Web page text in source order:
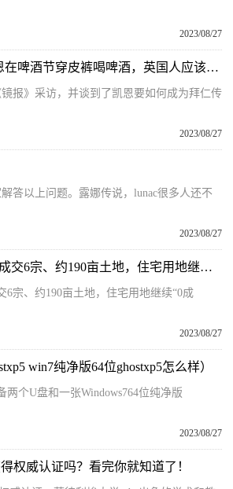
2023/08/27
克林斯曼：想看凯恩在啤酒节穿皮裤喝啤酒，英国人应该能喝的
报》采访，并谈到了凯恩要如何成为拜仁传
2023/08/27
答以上问题。露娜传说，lunac很多人还不
2023/08/27
今年前8月琼海挂牌成交6宗、约190亩土地，住宅用地继续“0成交”！
6宗、约190亩土地，住宅用地继续“0成
2023/08/27
win7纯净版64位ghostxp5怎么样）
两个U盘和一张Windows764位纯净版
2023/08/27
权威认证吗？看完你就知道了！